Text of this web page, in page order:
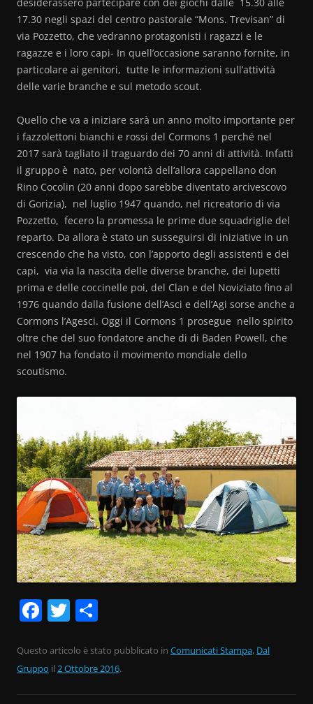
17.30 negli spazi del centro pastorale “Mons. Trevisan” di
via Pozzetto, che vedranno protagonisti i ragazzi e le
ragazze e i loro capi- In quell’occasione saranno fornite, in
particolare ai genitori, tutte le informazioni sull’attività
delle varie branche e sul metodo scout.
Quello che va a iniziare sarà un anno molto importante per
i fazzolettoni bianchi e rossi del Cormons 1 perché nel
2017 sarà tagliato il traguardo dei 70 anni di attività. Infatti
il gruppo è nato, per volontà dell’allora cappellano don
Rino Cocolin (20 anni dopo sarebbe diventato arcivescovo
di Gorizia), nel luglio 1947 quando, nel ricreatorio di via
Pozzetto, fecero la promessa le prime due squadriglie del
reparto. Da allora è stato un susseguirsi di iniziative in un
crescendo che ha visto, con l’apporto degli assistenti e dei
capi, via via la nascita delle diverse branche, dei lupetti
prima e delle coccinelle poi, del Clan e del Noviziato fino al
1976 quando dalla fusione dell’Asci e dell’Agi sorse anche a
Cormons l’Agesci. Oggi il Cormons 1 prosegue nello spirito
oltre che del suo fondatore anche di di Baden Powell, che
nel 1907 ha fondato il movimento mondiale dello
scoutismo.
F
c
e
T
itt
er
n
di
Questo articolo è stato pubblicato in Comunicati Stampa, Dal
Gruppo il 2 Ottobre 2016.